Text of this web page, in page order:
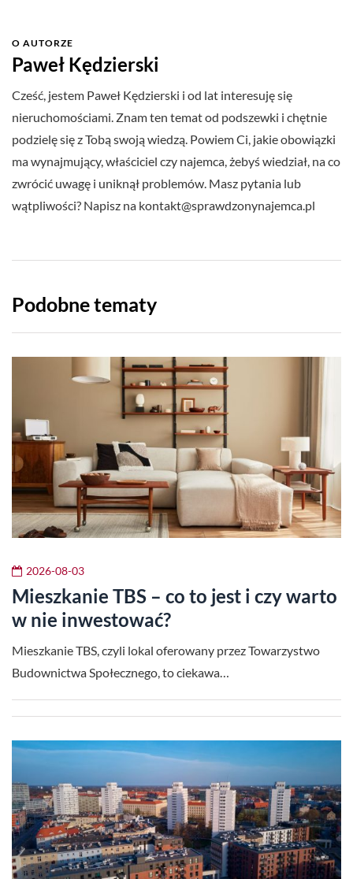
O AUTORZE
Paweł Kędzierski
Cześć, jestem Paweł Kędzierski i od lat interesuję się
nieruchomościami. Znam ten temat od podszewki i chętnie
podzielę się z Tobą swoją wiedzą. Powiem Ci, jakie obowiązki
ma wynajmujący, właściciel czy najemca, żebyś wiedział, na co
zwrócić uwagę i uniknął problemów. Masz pytania lub
wątpliwości? Napisz na kontakt@sprawdzonynajemca.pl
Podobne tematy
2026-08-03
Mieszkanie TBS – co to jest i czy warto
w nie inwestować?
Mieszkanie TBS, czyli lokal oferowany przez Towarzystwo
Budownictwa Społecznego, to ciekawa…